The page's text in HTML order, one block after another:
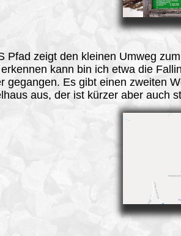
Pfad zeigt den kleinen Umweg
kann bin ich etwa die
gegangen. Es gibt einen zweiten
aus, der ist kürzer aber auch